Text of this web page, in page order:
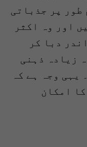
طور پر جذباتی
اور وہ اکثر
دبا کر
زیادہ ذہنی
یہی وجہ ہے کہ
امکان